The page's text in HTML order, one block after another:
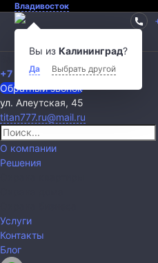
Владивосток
Вы из Калининград?
Да Выбрать другой
Ваш город:
Владивосток
+7 (800) 707-00-42
Обратный звонок
ул. Алеутская, 45
titan777.ru@mail.ru
О компании
Решения
Услуги
Контакты
Блог